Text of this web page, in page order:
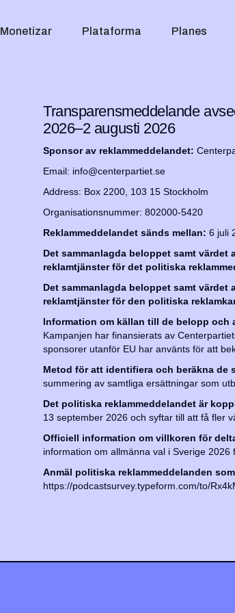
Monetizar Plataforma Planes
Transparensmeddelande
2026–2 augusti 2026
Sponsor av reklammeddelandet:
Email: info@centerpartiet.se
Address: Box 2200, 103 15 Stockholm
Organisationsnummer: 802000-5420
Reklammeddelandet sänds mellan: 6 juli
Det sammanlagda beloppet samt
reklamtjänster för det politiska
Det sammanlagda beloppet samt
reklamtjänster för den politiska
Information om källan till de belopp och
Kampanjen har finansierats av
sponsorer utanför EU har använts för att
Metod för att identifiera och beräkna de
summering av samtliga ersättningar som
Det politiska reklammeddelandet är
13 september 2026 och syftar till att få fler
Officiell information om villkoren för
information om allmänna val i Sverige 2026
Anmäl politiska reklammeddelanden
https://podcastsurvey.typeform.com/to/